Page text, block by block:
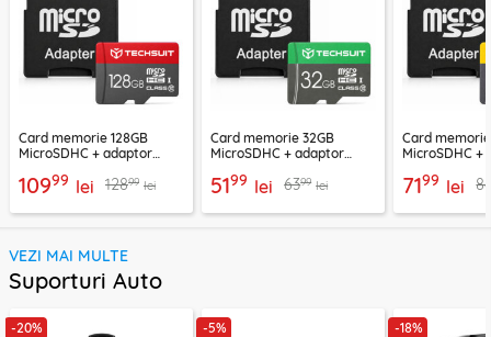
Card memorie 128GB
MicroSDHC + adaptor
10999 lei 12899 lei
Card memorie 32GB
MicroSDHC + adaptor
5199 lei 6399 lei
Card
MicroSDHC +
7199 lei
VEZI MAI MULTE
Suporturi Auto
-20% -5% -18%